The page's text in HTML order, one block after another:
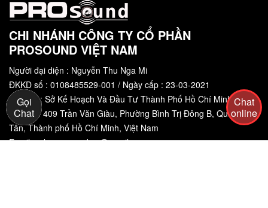
CHI NHÁNH CÔNG TY CỔ PHẦN
PROSOUND VIỆT NAM
Người đại diện : Nguyễn Thu Nga Mi
ĐKKD số : 0108485529-001 / Ngày cấp : 23-03-2021
Nơi cấp : Sở Kế Hoạch Và Đầu Tư Thành Phố Hồ Chí Minh
Trụ sở :409 Trần Văn Giàu, Phường Bình Trị Đông B, Quận Bình
Tân, Thành phố Hồ Chí Minh, Việt Nam
Email: sale.prosound.vn@gmail.com
Gọi
Chat
Chat
online